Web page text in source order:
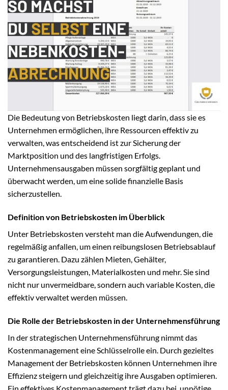
Die Bedeutung von Betriebskosten liegt darin, dass sie es
Unternehmen ermöglichen, ihre Ressourcen effektiv zu
verwalten, was entscheidend ist zur Sicherung der
Marktposition und des langfristigen Erfolgs.
Unternehmensausgaben müssen sorgfältig geplant und
überwacht werden, um eine solide finanzielle Basis
sicherzustellen.
Definition von Betriebskosten im Überblick
Unter Betriebskosten versteht man die Aufwendungen, die
regelmäßig anfallen, um einen reibungslosen Betriebsablauf
zu garantieren. Dazu zählen Mieten, Gehälter,
Versorgungsleistungen, Materialkosten und mehr. Sie sind
nicht nur unvermeidbare, sondern auch variable Kosten, die
effektiv verwaltet werden müssen.
Die Rolle der Betriebskosten in der Unternehmensführung
In der strategischen Unternehmensführung nimmt das
Kostenmanagement eine Schlüsselrolle ein. Durch gezieltes
Management der Betriebskosten können Unternehmen ihre
Effizienz steigern und gleichzeitig ihre Ausgaben optimieren.